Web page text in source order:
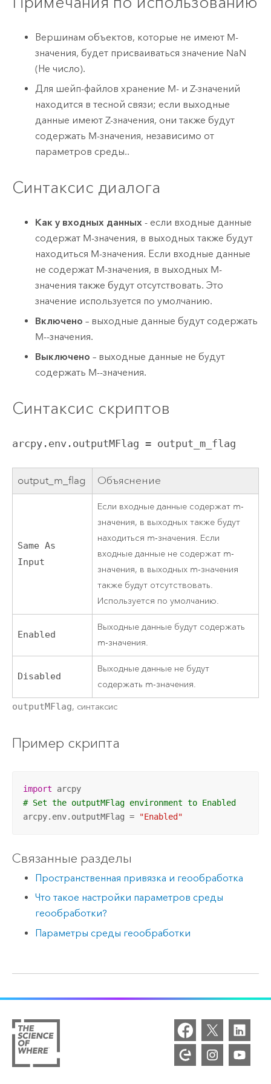
Вершинам объектов, которые не имеют M-
значения, будет присваиваться значение NaN
(Не число).
Для шейп-файлов хранение M- и Z-значений
находится в тесной связи; если выходные
данные имеют Z-значения, они также будут
содержать M-значения, независимо от
параметров среды..
Синтаксис диалога
Как у входных данных- если входные данные
содержат M-значения, в выходных также будут
находиться M-значения. Если входные данные
не содержат M-значения, в выходных M-
значения также будут отсутствовать. Это
значение используется по умолчанию.
Включено – выходные данные будут содержать
M--значения.
Выключено – выходные данные не будут
содержать M--значения.
Синтаксис скриптов
arcpy.env.outputMFlag = output_m_flag
output_m_flag Объяснение
Same As
Input
Если входные данные содержат m-
значения, в выходных также будут
находиться m-значения. Если
входные данные не содержат m-
значения, в выходных m-значения
также будут отсутствовать.
Используется по умолчанию.
Enabled
Выходные данные будут содержать
m-значения.
Disabled
Выходные данные не будут
содержать m-значения.
outputMFlag, синтаксис
Пример скрипта
import
arcpy
# Set the outputMFlag environment to Enabled
arcpy.env.outputMFlag =
"Enabled"
Связанные разделы
Пространственная привязка и геообработка
Что такое настройки параметров среды
геообработки?
Параметры среды геообработки